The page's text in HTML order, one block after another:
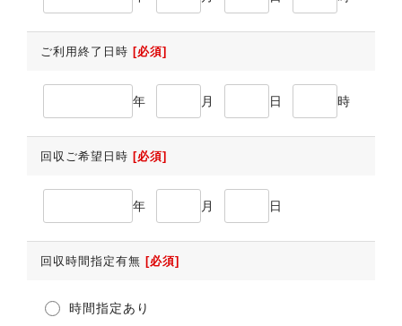
ご利用終了日時 [必須]
年 月 日 時
回収ご希望日時 [必須]
年 月 日
回収時間指定有無 [必須]
時間指定あり